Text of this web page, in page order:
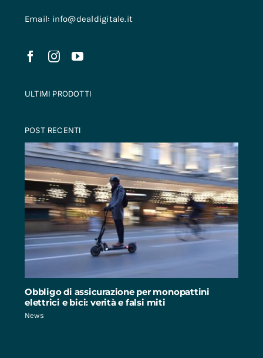
Email: info@dealdigitale.it
ULTIMI PRODOTTI
POST RECENTI
Obbligo di assicurazione per monopattini
elettrici e bici: verità e falsi miti
News